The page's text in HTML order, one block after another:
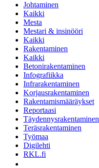
Johtaminen
Kaikki
Mesta
Mestari & insinööri
Kaikki
Rakentaminen
Kaikki
Betonirakentaminen
Infografiikka
Infrarakentaminen
Korjausrakentaminen
Rakentamismääräykset
Reportaasi
Täydennysrakentaminen
Teräsrakentaminen
Työmaa
Digilehti
RKL.fi